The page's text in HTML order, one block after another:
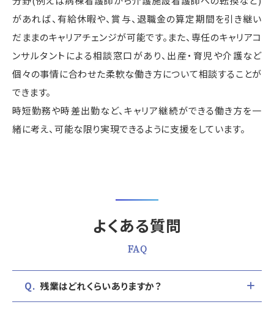
があれば、有給休暇や、賞与、退職金の算定期間を引き継い
だままのキャリアチェンジが可能です。また、専任のキャリアコ
ンサルタントによる相談窓口があり、出産・育児や介護など
個々の事情に合わせた柔軟な働き方について相談することが
できます。
時短勤務や時差出勤など、キャリア継続ができる働き方を一
緒に考え、可能な限り実現できるように支援をしています。
よくある質問
FAQ
残業はどれくらいありますか？